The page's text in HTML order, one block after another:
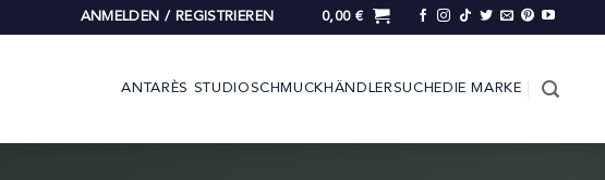
ANMELDEN / REGISTRIEREN 0,00 €
ANTARÈS STUDIOSCHMUCK HÄNDLERSUCHE DIE MARKE